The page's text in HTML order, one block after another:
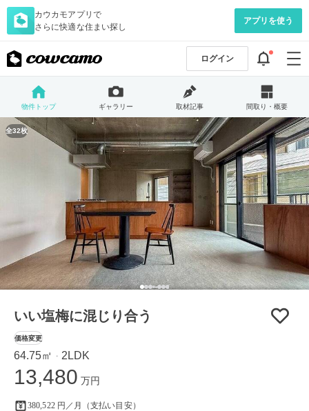
カウカモアプリで
さらに快適な住まい探し
アプリを使う
ログイン
物件トップ ギャラリー 取材記事 間取り・概要
全32枚
いい塩梅に混じり合う
価格変更
64.75㎡ ・ 2LDK
13,480 万円
380,522 円／月（支払い目安）